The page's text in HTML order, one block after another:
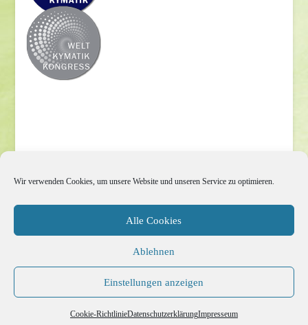
Wir verwenden Cookies, um unsere Website und unseren Service zu optimieren.
Alle Cookies
Ablehnen
Einstellungen anzeigen
Cookie-RichtlinieDatenschutzerklärungImpresseum
Impressum
Cookie-Richtlinie (EU)
Jetzt Spenden